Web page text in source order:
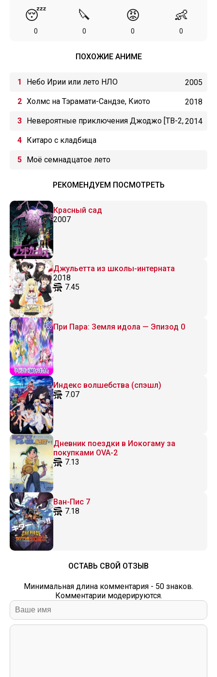
😴
0
🔪
0
😡
0
👶
0
ПОХОЖИЕ АНИМЕ
Небо Ирии или лето НЛО 2005
Холмс на Тэрамати-Сандзе, Киото 2018
Невероятные приключения Джоджо [ТВ-2,
сезон 1]
2014
Китаро с кладбища
Моё семнадцатое лето
РЕКОМЕНДУЕМ ПОСМОТРЕТЬ
Красный сад
2007
Джульетта из школы-интерната
2018
7.45
При Пара: Земля идола — Эпизод 0
Индекс волшебства (спэшл)
7.07
Дневник поездки в Иокогаму за
покупками OVA-2
7.13
Ван-Пис 7
7.18
ОСТАВЬ СВОЙ ОТЗЫВ
Минимальная длина комментария - 50 знаков.
Комментарии модерируются.